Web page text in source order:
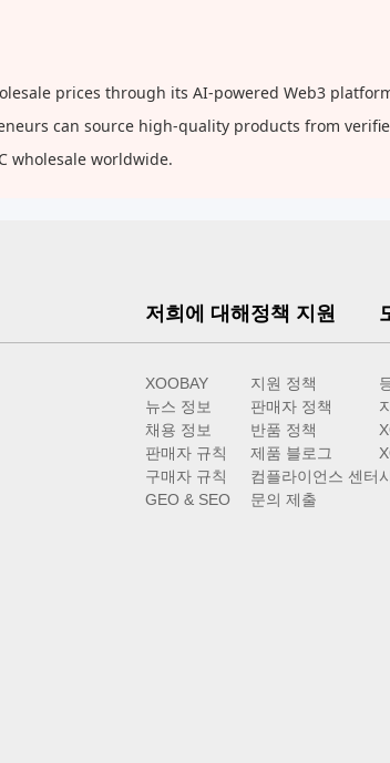
prices through its AI-powered Web3
can source high-quality products from
wholesale worldwide.
저희에 대해
XOOBAY
뉴스 정보
채용 정보
판매자 규칙
구매자 규칙
GEO & SEO
정책 지원
지원 정책
판매자 정책
반품 정책
제품 블로그
컴플라이언스 센터
문의 제출